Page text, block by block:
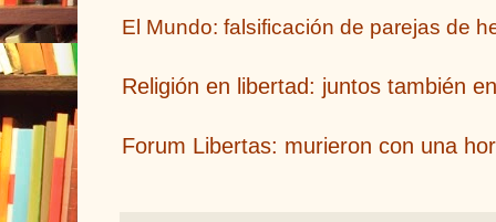
El Mundo: falsificación de parejas de
Religión en libertad: juntos también
Forum Libertas: murieron con una